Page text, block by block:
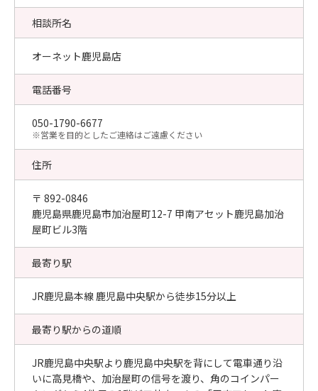
相談所名
オーネット鹿児島店
電話番号
050-1790-6677
​※営業を目的としたご連絡はご遠慮ください
住所
〒 892-0846
鹿児島県鹿児島市加治屋町12-7 甲南アセット鹿児島加治
屋町ビル3階
最寄り駅
JR鹿児島本線 鹿児島中央駅から徒歩15分以上
最寄り駅からの道順
JR鹿児島中央駅より鹿児島中央駅を背にして電車通り沿
いに高見橋や、加治屋町の信号を渡り、角のコインパー